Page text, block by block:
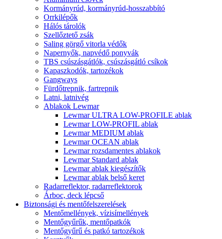
Kormányrúd, kormányrúd-hosszabbító
Orrkilépők
Hálós tárolók
Szellőztető zsák
Saling görgő vitorla védők
Napernyők, napvédő ponyvák
TBS csúszásgátlók, csúszásgátló csíkok
Kapaszkodók, tartozékok
Gangways
Fürdőtrepnik, fartrepnik
Latni, latnivég
Ablakok Lewmar
Lewmar ULTRA LOW-PROFILE ablak
Lewmar LOW-PROFIL ablak
Lewmar MEDIUM ablak
Lewmar OCEAN ablak
Lewmar rozsdamentes ablakok
Lewmar Standard ablak
Lewmar ablak kiegészítők
Lewmar ablak belső keret
Radarreflektor, radarreflektorok
Árboc, deck lépcső
Biztonsági és mentőfelszerelések
Mentőmellények, vízisímellények
Mentőgyűrűk, mentőpatkók
Mentőgyűrű és patkó tartozékok